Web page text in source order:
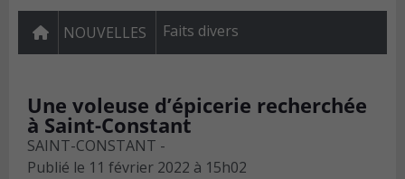
NOUVELLES Faits divers
Une voleuse d’épicerie recherchée
à Saint-Constant
SAINT-CONSTANT -
Publié le 11 février 2022 à 15h02